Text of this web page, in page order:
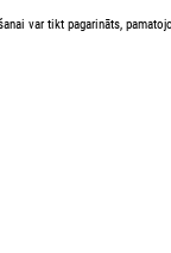
var tikt pagarināts,